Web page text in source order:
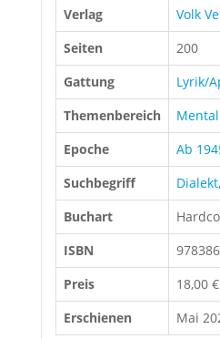
Verlag
Volk
Seiten
200
Gattung
Lyrik/
Themenbereich
Epoche
Ab
Suchbegriff
Dialekt,
Buchart
ISBN
Preis
18,00 €
Erschienen
Mai